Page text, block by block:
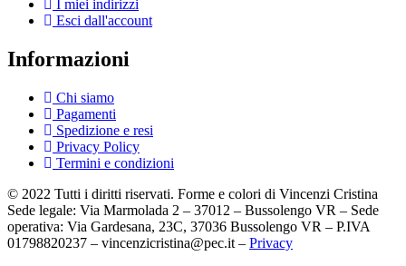
I miei indirizzi
Esci dall'account
Informazioni
Chi siamo
Pagamenti
Spedizione e resi
Privacy Policy
Termini e condizioni
© 2022 Tutti i diritti riservati. Forme e colori di Vincenzi Cristina
Sede legale: Via Marmolada 2 – 37012 – Bussolengo VR – Sede
operativa: Via Gardesana, 23C, 37036 Bussolengo VR – P.IVA
01798820237 – vincenzicristina@pec.it – Privacy